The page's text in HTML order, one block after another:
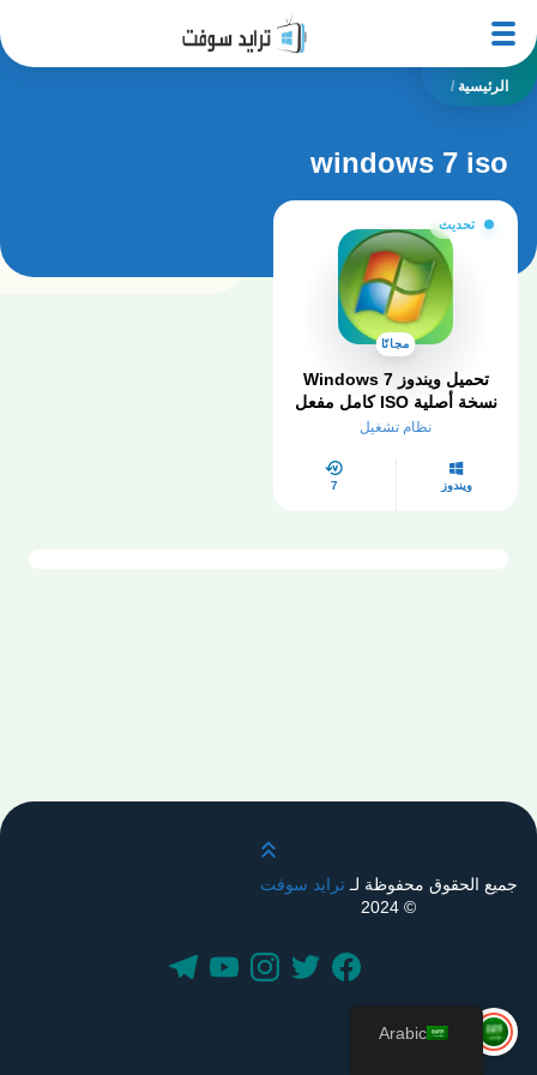
الرئيسية /
windows 7 iso
تحديث
مجانًا
تحميل ويندوز Windows 7
نسخة أصلية ISO كامل مفعل
2026
نظام تشغيل
ويندوز 7
قم بالتمرير لأعلى
جميع الحقوق محفوظة لـترايد سوفت
© 2024
Arabic